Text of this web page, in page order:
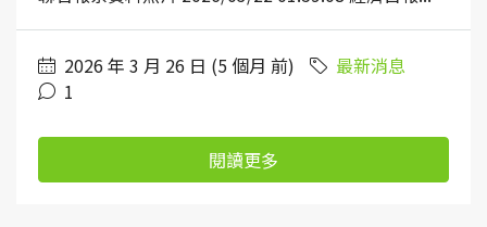
2026 年 3 月 26 日 (5 個月 前)
最新消息
1
閱讀更多